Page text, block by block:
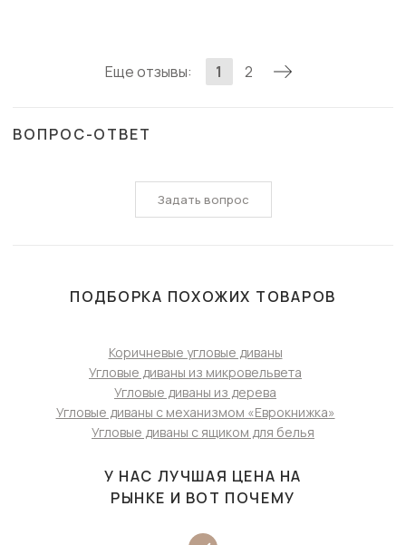
1 2
Еще отзывы:
ВОПРОС-ОТВЕТ
Задать вопрос
ПОДБОРКА ПОХОЖИХ ТОВАРОВ
Коричневые угловые диваны
Угловые диваны из микровельвета
Угловые диваны из дерева
Угловые диваны с механизмом «Еврокнижка»
Угловые диваны с ящиком для белья
У НАС ЛУЧШАЯ ЦЕНА НА
РЫНКЕ И ВОТ ПОЧЕМУ